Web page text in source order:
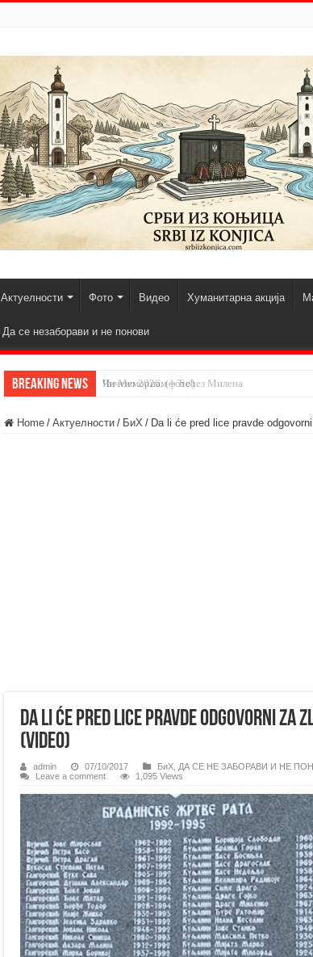
Актуелности Фото Видео Хуманитарна акција
Да се незаборави и не понови
Breaking News Чичево 2026. (фото)
Home / Актуелности / БиХ / Da li će pred lice pravde
Da li će pred lice pravde odgovorni za
(VIDEO)
admin 07/10/2017 БиХ, ДА СЕ НЕ ЗАБОРАВИ И НЕ
Leave a comment
1,095 Views